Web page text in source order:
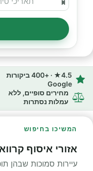
4.5★ · +400 ביקורות
Google
מחירים סופיים, ללא
עמלות נסתרות
המשיכו בחיפוש
אזורי איסוף
עיירות סמוכות שבהן